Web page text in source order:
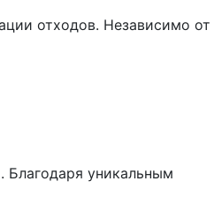
отходов. Независимо
Благодаря уникальным